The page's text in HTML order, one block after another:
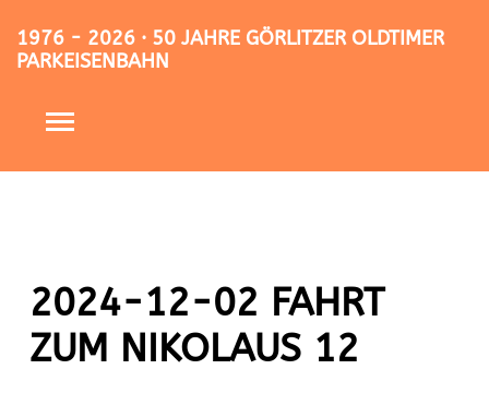
1976 - 2026 · 50 JAHRE GÖRLITZER OLDTIMER
PARKEISENBAHN
2024-12-02 FAHRT
ZUM NIKOLAUS 12